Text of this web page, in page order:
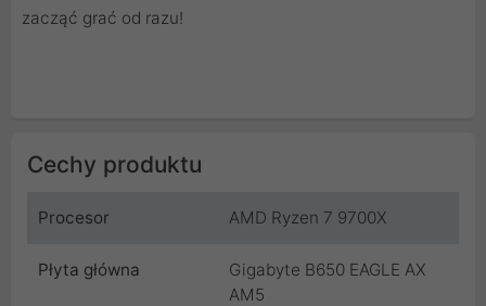
zacząć grać od razu!
Cechy produktu
Procesor AMD Ryzen 7 9700X
Płyta główna
Gigabyte B650 EAGLE AX
AM5